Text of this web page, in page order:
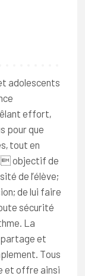
adolescents
effort,
pour que
tout en
objectif de
de l’élève;
de lui faire
sécurité
La
partage et
Tous
et offre ainsi